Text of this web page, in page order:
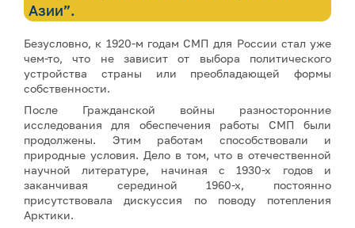
Азии”.
Безусловно, к 1920-м годам СМП для России стал уже
чем-то, что не зависит от выбора политического
устройства страны или преобладающей формы
собственности.
После Гражданской войны разносторонние
исследования для обеспечения работы СМП были
продолжены. Этим работам способствовали и
природные условия. Дело в том, что в отечественной
научной литературе, начиная с 1930-х годов и
заканчивая серединой 1960-х, постоянно
присутствовала дискуссия по поводу потепления
Арктики.